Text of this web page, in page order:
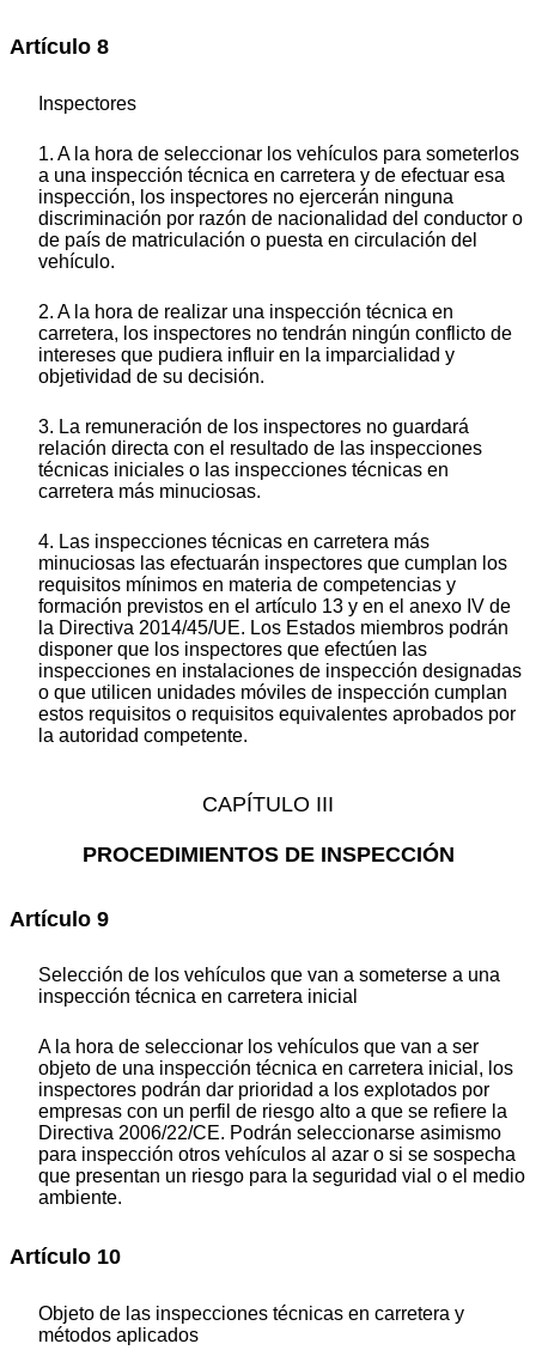
Artículo 8
Inspectores
1. A la hora de seleccionar los vehículos para someterlos
a una inspección técnica en carretera y de efectuar esa
inspección, los inspectores no ejercerán ninguna
discriminación por razón de nacionalidad del conductor o
de país de matriculación o puesta en circulación del
vehículo.
2. A la hora de realizar una inspección técnica en
carretera, los inspectores no tendrán ningún conflicto de
intereses que pudiera influir en la imparcialidad y
objetividad de su decisión.
3. La remuneración de los inspectores no guardará
relación directa con el resultado de las inspecciones
técnicas iniciales o las inspecciones técnicas en
carretera más minuciosas.
4. Las inspecciones técnicas en carretera más
minuciosas las efectuarán inspectores que cumplan los
requisitos mínimos en materia de competencias y
formación previstos en el artículo 13 y en el anexo IV de
la Directiva 2014/45/UE. Los Estados miembros podrán
disponer que los inspectores que efectúen las
inspecciones en instalaciones de inspección designadas
o que utilicen unidades móviles de inspección cumplan
estos requisitos o requisitos equivalentes aprobados por
la autoridad competente.
CAPÍTULO III
PROCEDIMIENTOS DE INSPECCIÓN
Artículo 9
Selección de los vehículos que van a someterse a una
inspección técnica en carretera inicial
A la hora de seleccionar los vehículos que van a ser
objeto de una inspección técnica en carretera inicial, los
inspectores podrán dar prioridad a los explotados por
empresas con un perfil de riesgo alto a que se refiere la
Directiva 2006/22/CE. Podrán seleccionarse asimismo
para inspección otros vehículos al azar o si se sospecha
que presentan un riesgo para la seguridad vial o el medio
ambiente.
Artículo 10
Objeto de las inspecciones técnicas en carretera y
métodos aplicados